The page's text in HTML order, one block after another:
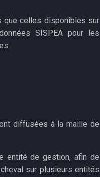
que celles disponibles sur
SISPEA pour les
:
diffusées à la maille de
entité de gestion, afin de
sur plusieurs entités